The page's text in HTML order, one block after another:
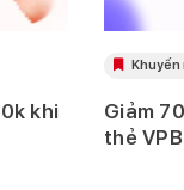
khi
Khuyến
Giảm
thẻ